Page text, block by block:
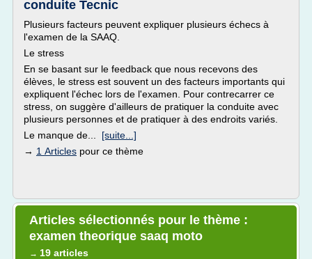
conduite Tecnic
Plusieurs facteurs peuvent expliquer plusieurs échecs à
l'examen de la SAAQ.
Le stress
En se basant sur le feedback que nous recevons des
élèves, le stress est souvent un des facteurs importants qui
expliquent l'échec lors de l'examen. Pour contrecarrer ce
stress, on suggère d'ailleurs de pratiquer la conduite avec
plusieurs personnes et de pratiquer à des endroits variés.
Le manque de... [suite...]
→ 1 Articles pour ce thème
Articles sélectionnés pour le thème :
examen theorique saaq moto
→ 19 articles